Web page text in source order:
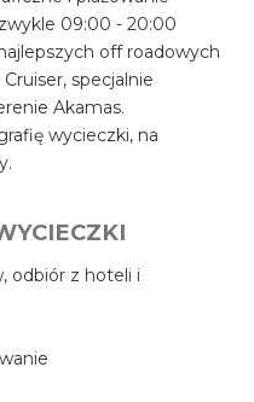
09:00 - 20:00
off roadowych
specjalnie
Akamas.
wycieczki, na
odbiór z hoteli i